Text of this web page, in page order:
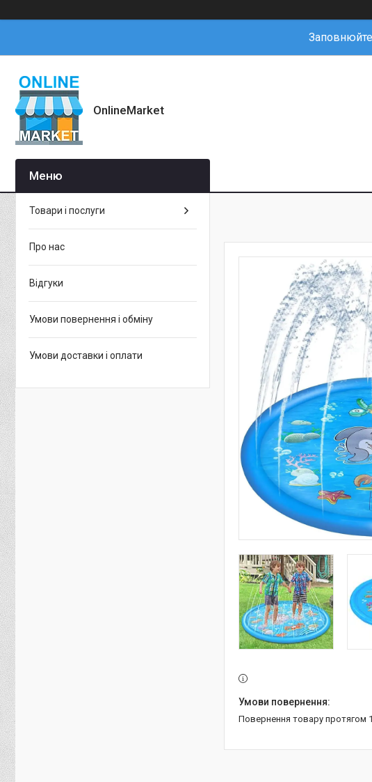
OnlineMarket
повернення товару протягом
Товари і послуги
Про нас
Відгуки
Умови повернення і обміну
Умови доставки і оплати